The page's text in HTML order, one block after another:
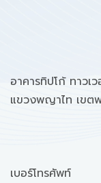
อาคารทิปโก้ ทาวเ
แขวงพญาไท เขต
เบอร์โทรศัพท์